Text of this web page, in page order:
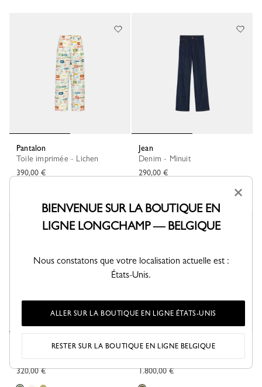
Pantalon
Toile imprimée - Lichen
390,00 €
Jean
Denim - Minuit
290,00 €
320,00 €
Pantalon
1.800,00 €
×
BIENVENUE SUR LA BOUTIQUE EN
LIGNE LONGCHAMP — BELGIQUE
Nous constatons que votre localisation actuelle est :
États-Unis.
ALLER SUR LA BOUTIQUE EN LIGNE ÉTATS-UNIS
RESTER SUR LA BOUTIQUE EN LIGNE BELGIQUE